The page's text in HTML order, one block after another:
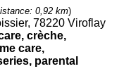
0,92 km)
78220 Viroflay
crèche,
care,
parental